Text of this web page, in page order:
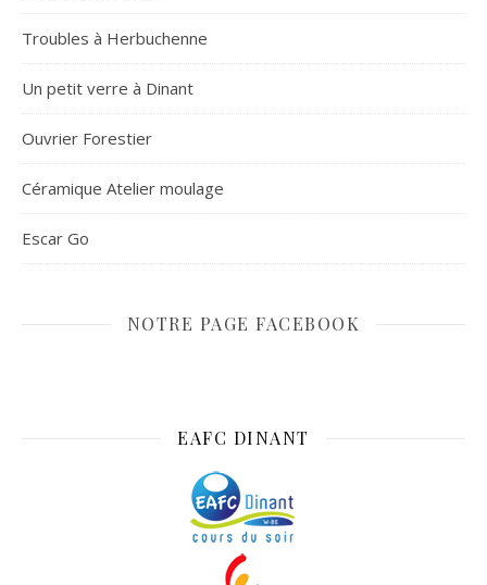
Troubles à Herbuchenne
Un petit verre à Dinant
Ouvrier Forestier
Céramique Atelier moulage
Escar Go
NOTRE PAGE FACEBOOK
EAFC DINANT